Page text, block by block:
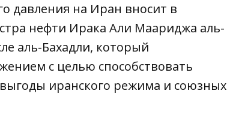
давления на Иран вносит в
нефти Ирака Али Маариджа аль-
аль-Бахадли, который
с целью способствовать
иранского режима и союзных